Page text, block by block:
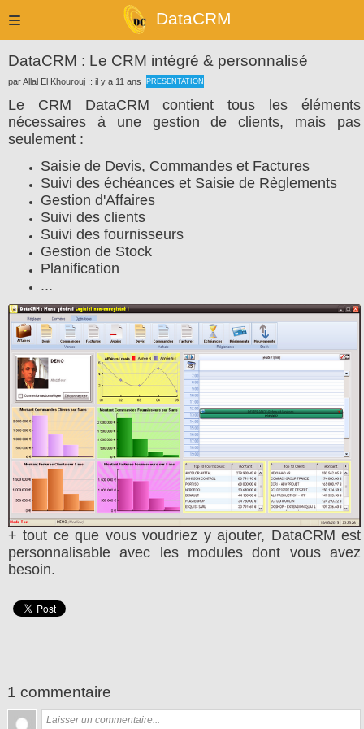
DataCRM
DataCRM : Le CRM intégré & personnalisé
par Allal El Khourouj :: il y a 11 ans PRESENTATION
Le CRM DataCRM contient tous les éléments
nécessaires à une gestion de clients, mais pas
seulement :
Saisie de Devis, Commandes et Factures
Suivi des échéances et Saisie de Règlements
Gestion d'Affaires
Suivi des clients
Suivi des fournisseurs
Gestion de Stock
Planification
...
+ tout ce que vous voudriez y ajouter, DataCRM est
personnalisable avec les modules dont vous avez
besoin.
1 commentaire